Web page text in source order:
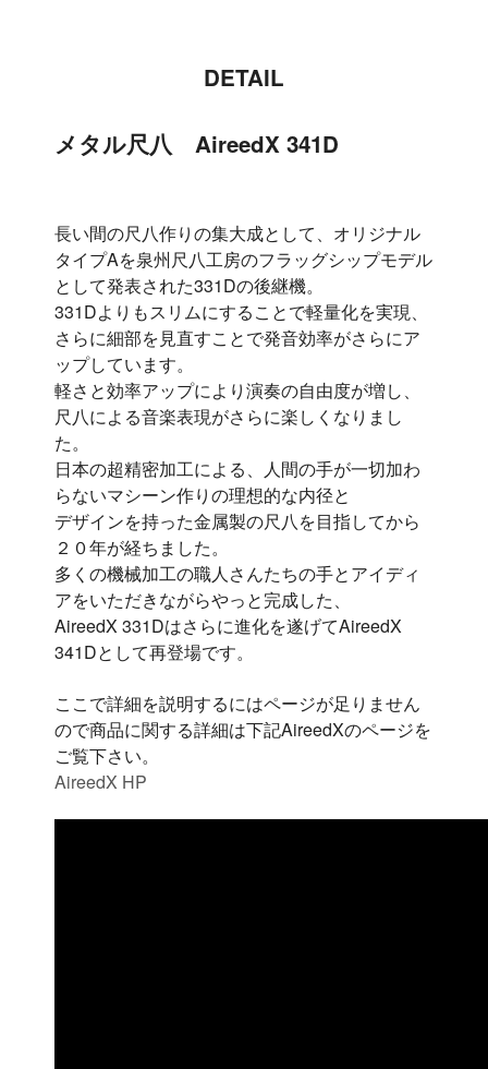
DETAIL
メタル尺八 AireedX 341D
長い間の尺八作りの集大成として、オリジナル
タイプAを泉州尺八工房のフラッグシップモデル
として発表された331Dの後継機。
331Dよりもスリムにすることで軽量化を実現、
さらに細部を見直すことで発音効率がさらにア
ップしています。
軽さと効率アップにより演奏の自由度が増し、
尺八による音楽表現がさらに楽しくなりまし
た。
日本の超精密加工による、人間の手が一切加わ
らないマシーン作りの理想的な内径と
デザインを持った金属製の尺八を目指してから
２０年が経ちました。
多くの機械加工の職人さんたちの手とアイディ
アをいただきながらやっと完成した、
AireedX 331Dはさらに進化を遂げてAireedX
341Dとして再登場です。
ここで詳細を説明するにはページが足りません
ので商品に関する詳細は下記AireedXのページを
ご覧下さい。
AireedX HP